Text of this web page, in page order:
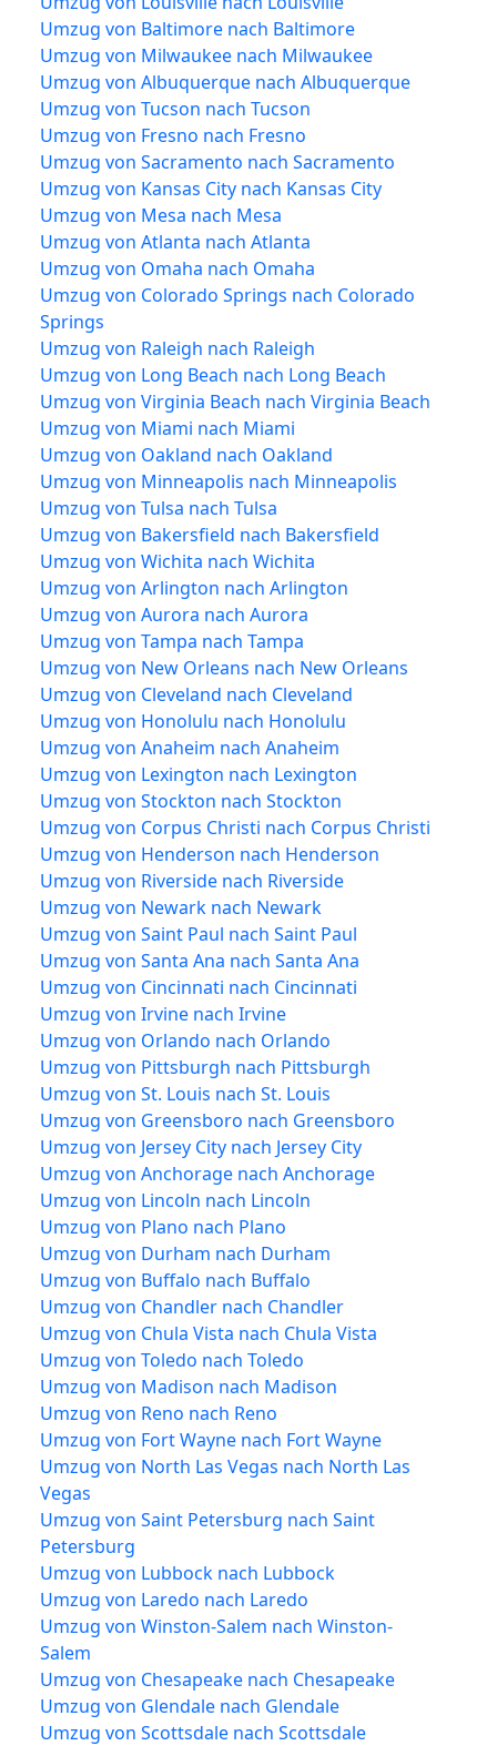
Umzug von Baltimore nach Baltimore
Umzug von Milwaukee nach Milwaukee
Umzug von Albuquerque nach Albuquerque
Umzug von Tucson nach Tucson
Umzug von Fresno nach Fresno
Umzug von Sacramento nach Sacramento
Umzug von Kansas City nach Kansas City
Umzug von Mesa nach Mesa
Umzug von Atlanta nach Atlanta
Umzug von Omaha nach Omaha
Umzug von Colorado Springs nach Colorado
Springs
Umzug von Raleigh nach Raleigh
Umzug von Long Beach nach Long Beach
Umzug von Virginia Beach nach Virginia Beach
Umzug von Miami nach Miami
Umzug von Oakland nach Oakland
Umzug von Minneapolis nach Minneapolis
Umzug von Tulsa nach Tulsa
Umzug von Bakersfield nach Bakersfield
Umzug von Wichita nach Wichita
Umzug von Arlington nach Arlington
Umzug von Aurora nach Aurora
Umzug von Tampa nach Tampa
Umzug von New Orleans nach New Orleans
Umzug von Cleveland nach Cleveland
Umzug von Honolulu nach Honolulu
Umzug von Anaheim nach Anaheim
Umzug von Lexington nach Lexington
Umzug von Stockton nach Stockton
Umzug von Corpus Christi nach Corpus Christi
Umzug von Henderson nach Henderson
Umzug von Riverside nach Riverside
Umzug von Newark nach Newark
Umzug von Saint Paul nach Saint Paul
Umzug von Santa Ana nach Santa Ana
Umzug von Cincinnati nach Cincinnati
Umzug von Irvine nach Irvine
Umzug von Orlando nach Orlando
Umzug von Pittsburgh nach Pittsburgh
Umzug von St. Louis nach St. Louis
Umzug von Greensboro nach Greensboro
Umzug von Jersey City nach Jersey City
Umzug von Anchorage nach Anchorage
Umzug von Lincoln nach Lincoln
Umzug von Plano nach Plano
Umzug von Durham nach Durham
Umzug von Buffalo nach Buffalo
Umzug von Chandler nach Chandler
Umzug von Chula Vista nach Chula Vista
Umzug von Toledo nach Toledo
Umzug von Madison nach Madison
Umzug von Reno nach Reno
Umzug von Fort Wayne nach Fort Wayne
Umzug von North Las Vegas nach North Las
Vegas
Umzug von Saint Petersburg nach Saint
Petersburg
Umzug von Lubbock nach Lubbock
Umzug von Laredo nach Laredo
Umzug von Winston-Salem nach Winston-
Salem
Umzug von Chesapeake nach Chesapeake
Umzug von Glendale nach Glendale
Umzug von Scottsdale nach Scottsdale